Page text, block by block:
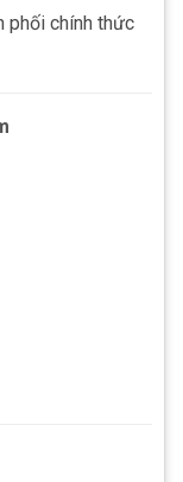
phối chính thức